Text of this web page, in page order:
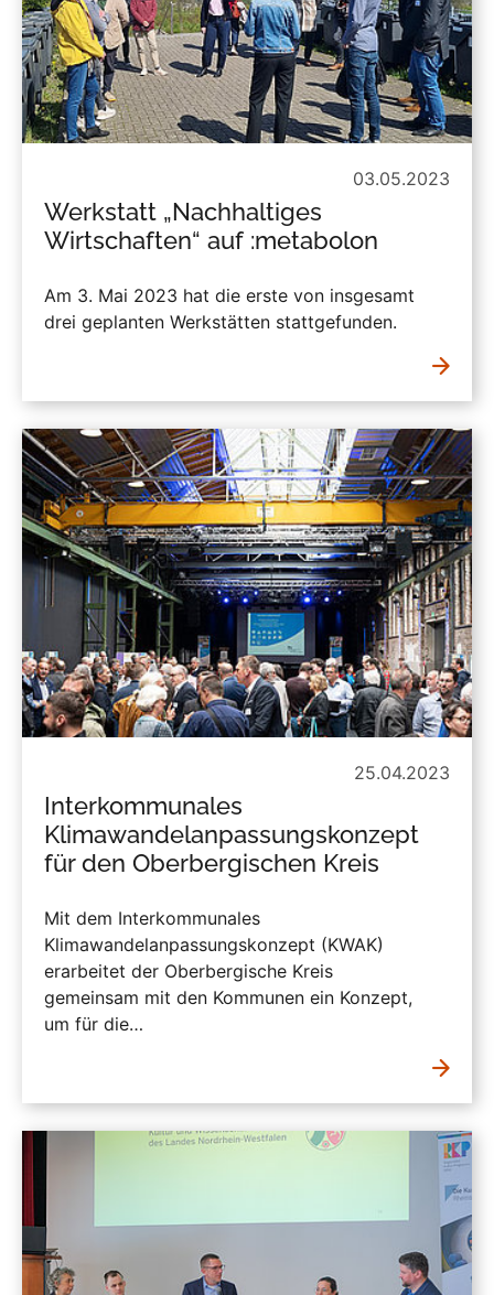
03.05.2023
Werkstatt „Nachhaltiges
Wirtschaften“ auf :metabolon
Am 3. Mai 2023 hat die erste von insgesamt
drei geplanten Werkstätten stattgefunden.
25.04.2023
Interkommunales
Klimawandelanpassungskonzept
für den Oberbergischen Kreis
Mit dem Interkommunales
Klimawandelanpassungskonzept (KWAK)
erarbeitet der Oberbergische Kreis
gemeinsam mit den Kommunen ein Konzept,
um für die…